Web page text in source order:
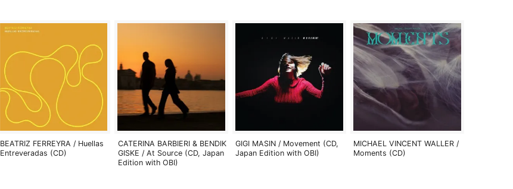
BEATRIZ FERREYRA / Huellas
Entreveradas (CD)
CATERINA BARBIERI & BENDIK
GISKE / At Source (CD, Japan
Edition with OBI)
GIGI MASIN / Movement (CD,
Japan Edition with OBI)
MICHAEL VINCENT WALLER /
Moments (CD)